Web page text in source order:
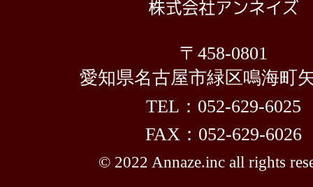
〒458-0801
愛知県名古屋市緑区鳴海町
TEL：052-629-6025
FAX：052-629-6026
© 2022 Annaze.inc all rights